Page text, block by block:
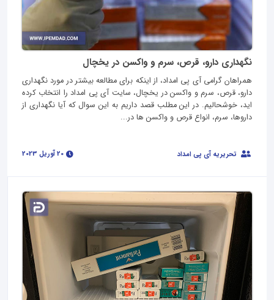
نگهداری دارو، قرص، سرم و واکسن در یخچال
همراهان گرامی آی پی امداد، از اینکه برای مطالعه بیشتر در مورد نگهداری
دارو، قرص، سرم و واکسن در یخچال، سایت آی پی امداد را انتخاب کرده
اید، خوشحالیم. در این مطلب قصد داریم به این سوال که آیا نگهداری از
داروها، سرم، انواع قرص و واکسن ها در...
تحریریه آی پی امداد